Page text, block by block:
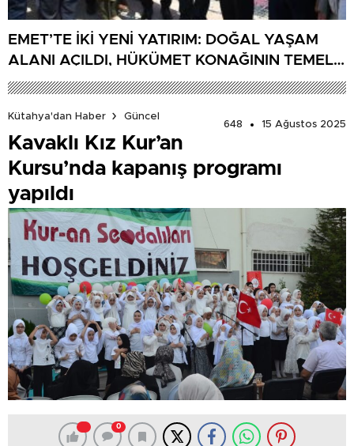
EMET’TE İKİ YENİ YATIRIM: DOĞAL YAŞAM
ALANI AÇILDI, HÜKÜMET KONAĞININ TEMELİ
ATILDI
Kütahya'dan Haber
Güncel
648
15 Ağustos 2025
Kavaklı Kız Kur’an
Kursu’nda kapanış programı
yapıldı
0